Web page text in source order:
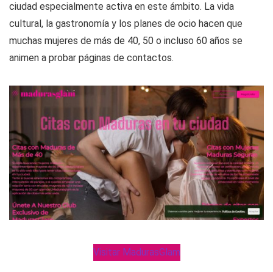
ciudad especialmente activa en este ámbito. La vida
cultural, la gastronomía y los planes de ocio hacen que
muchas mujeres de más de 40, 50 o incluso 60 años se
animen a probar páginas de contactos.
Visitar MadurasGlam